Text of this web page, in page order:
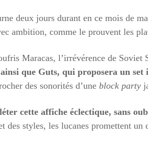
deux jours durant en ce mois de
ambition, comme le prouvent les
Maracas, l’irrévérence de Soviet
que Guts, qui proposera un set
des sonorités d’une block party
cette affiche éclectique, sans
styles, les lucanes promettent